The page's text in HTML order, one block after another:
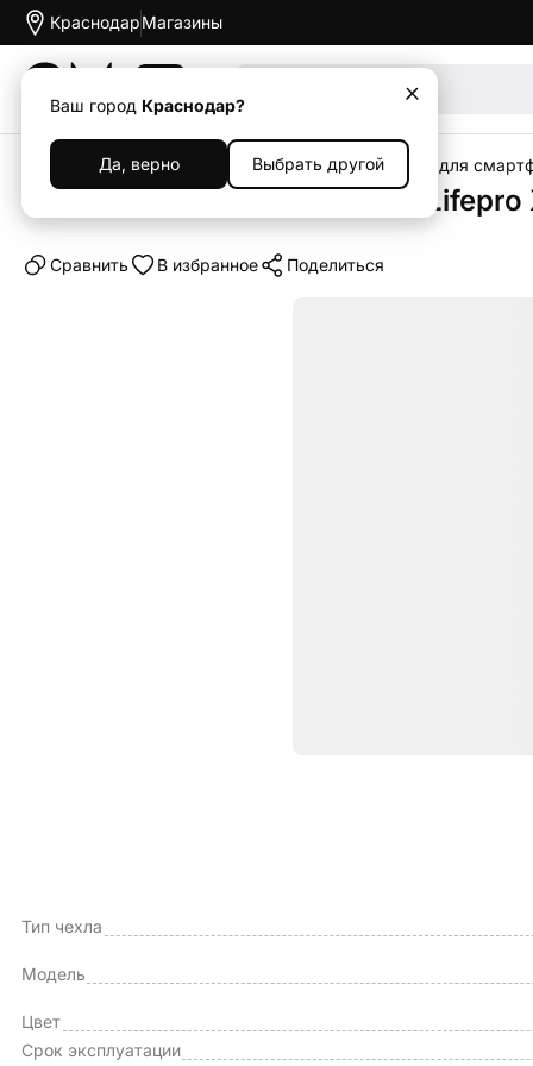
Краснодар
Ваш город Краснодар?
Да, верно Выбрать другой
Магазины
Каталог Аксессуары Чехлы Чехлы для
Клип-кейс (накладка) UNIQ
Cравнить В избранное Поделиться
Тип чехла
Модель
Цвет
Срок эксплуатации